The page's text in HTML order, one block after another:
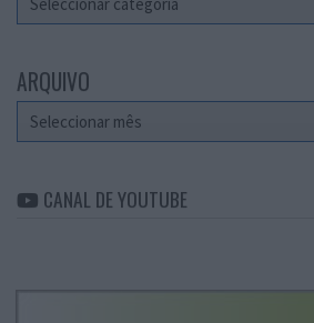
ARQUIVO
Arquivo
CANAL DE YOUTUBE